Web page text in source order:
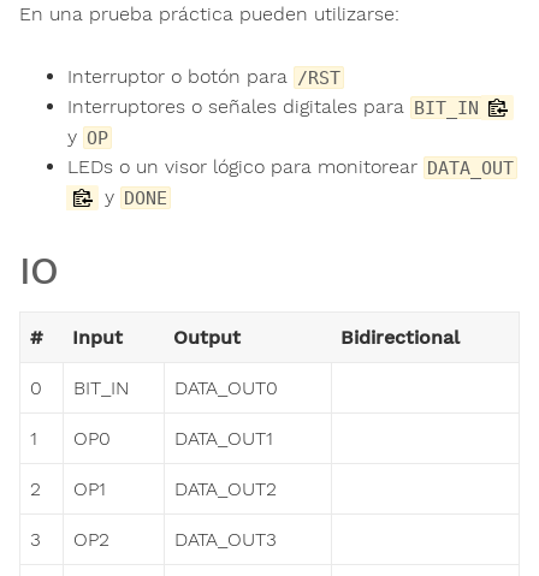
En una prueba práctica pueden utilizarse:
Interruptor o botón para /RST
Interruptores o señales digitales para BIT_IN
y OP
LEDs o un visor lógico para monitorear DATA_OUT
y DONE
IO
# Input Output Bidirectional
0 BIT_IN DATA_OUT0
1 OP0 DATA_OUT1
2 OP1 DATA_OUT2
3 OP2 DATA_OUT3